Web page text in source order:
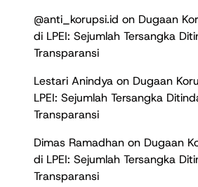
@anti_korupsi.id on Dugaan
di LPEI: Sejumlah Tersangka
Transparansi
Lestari Anindya on Dugaan
LPEI: Sejumlah Tersangka
Transparansi
Dimas Ramadhan on Dugaan
di LPEI: Sejumlah Tersangka
Transparansi